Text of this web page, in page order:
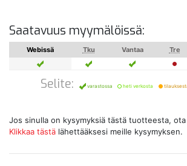
Saatavuus myymälöissä:
Webissä Tku Vantaa Tre
Selite: varastossa heti verkosta
Jos sinulla on kysymyksiä tästä tuotteesta,
Klikkaa tästä lähettääksesi meille kysymyksen.